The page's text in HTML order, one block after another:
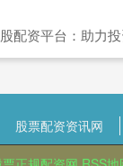
配资平台：助力
股票配资资讯网